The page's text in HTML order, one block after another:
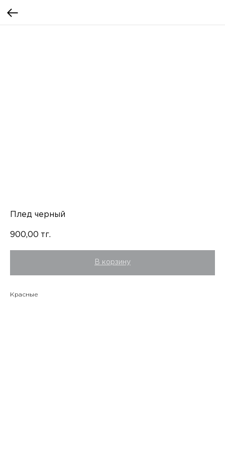
Плед черный
900,00 тг.
В корзину
Красные